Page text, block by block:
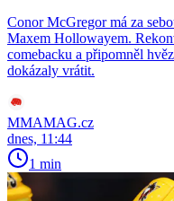
Conor McGregor má za
Maxem Hollowayem.
comebacku a připomněl
dokázaly vrátit.
MMAMAG.cz
dnes, 11:44
1 min